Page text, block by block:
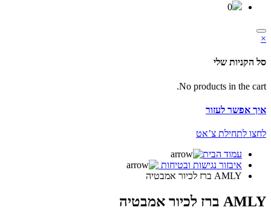
0
×
סל הקניות שלי
No products in the cart.
איך אפשר לעזור
לחצו לתחילת צ’אט
עמוד הבית
איבזור נגישות ובטיחות
AMLY ברז לכיור אמבטיה
AMLY ברז לכיור אמבטיה